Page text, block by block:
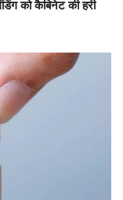
को कैबिनेट की हरी